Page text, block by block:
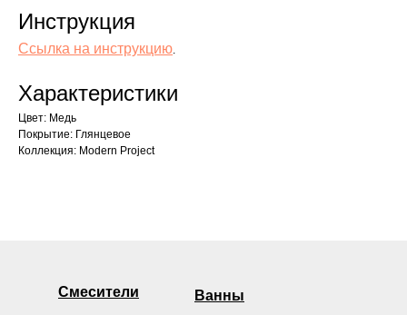
Инструкция
Ссылка на инструкцию.
Характеристики
Цвет: Медь
Покрытие: Глянцевое
Коллекция: Modern Project
Смесители Ванны